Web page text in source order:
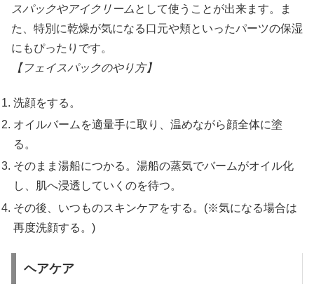
スパックやアイクリームとして使うことが出来ます。ま
た、特別に乾燥が気になる口元や頬といったパーツの保湿
にもぴったりです。
【フェイスパックのやり方】
洗顔をする。
オイルバームを適量手に取り、温めながら顔全体に塗
る。
そのまま湯船につかる。湯船の蒸気でバームがオイル化
し、肌へ浸透していくのを待つ。
その後、いつものスキンケアをする。(※気になる場合は
再度洗顔する。)
ヘアケア